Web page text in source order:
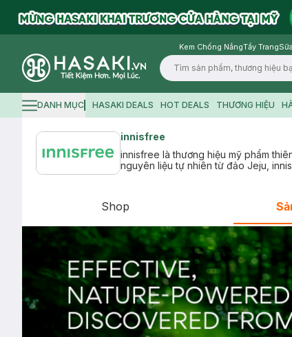
Kem Chống NắngTẩy Trang
Logo
Hamburger icon
DANH MỤC HASAKI DEALS HOT DEALS THƯƠNG HIỆU
innisfree
innisfree là thương hiệu mỹ phẩm
nguyên liệu tự nhiên từ đảo Jeju,
Shop